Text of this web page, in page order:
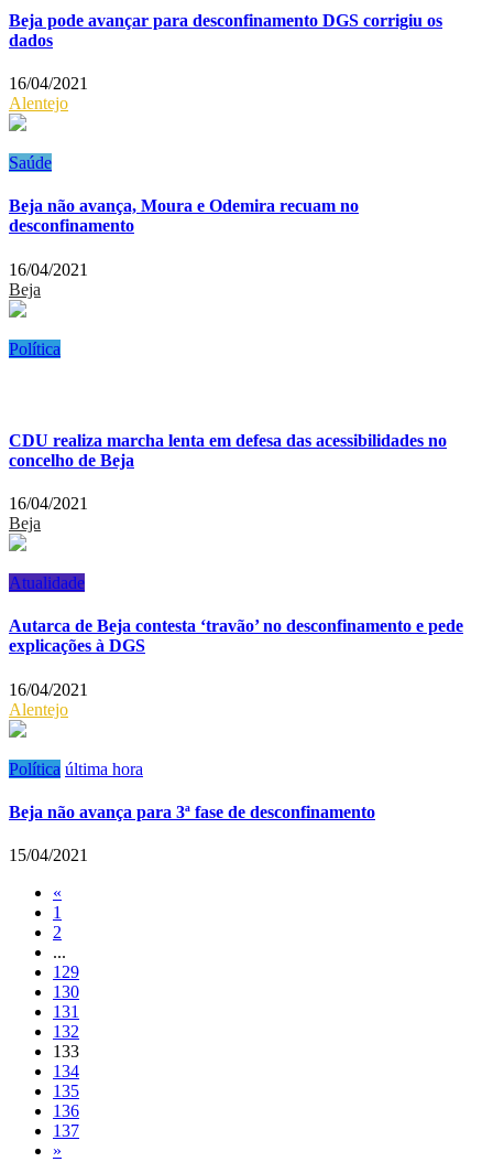
Beja pode avançar para desconfinamento DGS corrigiu os
dados
16/04/2021
Alentejo
Saúde
Beja não avança, Moura e Odemira recuam no
desconfinamento
16/04/2021
Beja
Política
CDU realiza marcha lenta em defesa das acessibilidades no
concelho de Beja
16/04/2021
Beja
Atualidade
Autarca de Beja contesta ‘travão’ no desconfinamento e pede
explicações à DGS
16/04/2021
Alentejo
Política última hora
Beja não avança para 3ª fase de desconfinamento
15/04/2021
«
1
2
...
129
130
131
132
133
134
135
136
137
»